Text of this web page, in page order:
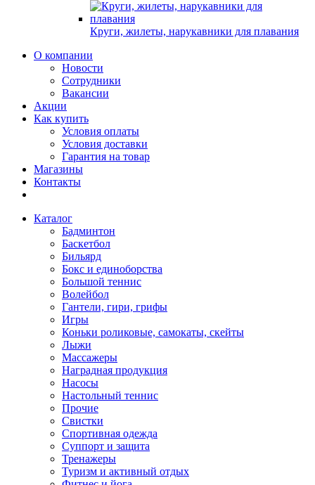
Круги, жилеты, нарукавники для плавания
О компании
Новости
Сотрудники
Вакансии
Акции
Как купить
Условия оплаты
Условия доставки
Гарантия на товар
Магазины
Контакты
Каталог
Бадминтон
Баскетбол
Бильярд
Бокс и единоборства
Большой теннис
Волейбол
Гантели, гири, грифы
Игры
Коньки роликовые, самокаты, скейты
Лыжи
Массажеры
Наградная продукция
Насосы
Настольный теннис
Прочие
Свистки
Спортивная одежда
Суппорт и защита
Тренажеры
Туризм и активный отдых